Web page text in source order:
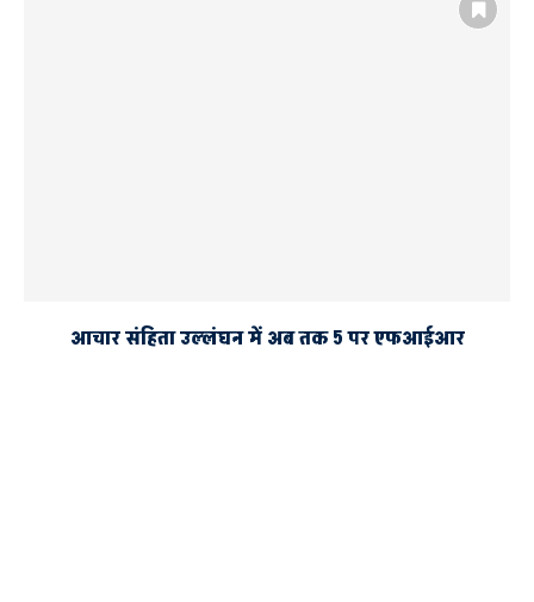
आचार संहिता उल्लंघन में अब तक 5 पर एफआईआर